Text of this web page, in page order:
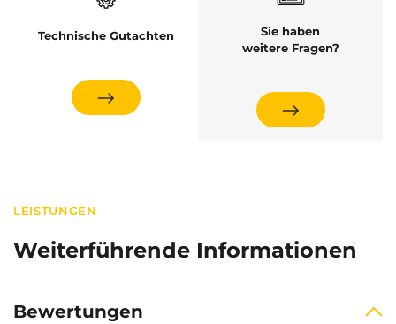
Technische Gutachten
Sie haben
weitere Fragen?
LEISTUNGEN
Weiterführende Informationen
Bewertungen